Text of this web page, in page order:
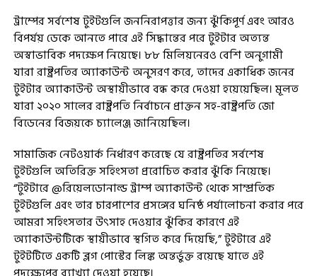
ট্রাম্পের সর্বশেষ টুইটগুলি জননিরাপত্তার জন্য ঝুঁকিপূর্ণ এবং আরও
বিপর্যয় ডেকে আনতে পারে এই সিদ্ধান্তের পরে টুইটার অত্যন্ত
অস্বাভাবিক পদক্ষেপ নিয়েছে। ৮৮ মিলিয়নেরও বেশি অনুগামী
যারা রাষ্ট্রপতির অ্যাকাউন্ট অনুসরণ করে, তাদের একাধিক জনের
টুইটার অ্যাকাউন্ট অস্থায়ীভাবে বন্ধ করে দেওয়া হয়েয়েছিল। মূলত
যারা ২০২০ সালের রাষ্ট্রপতি নির্বাচনে প্রাক্তন সহ-রাষ্ট্রপতি জো
বিডেনের বিজয়কে চ্যালেঞ্জ জানিয়েছিল।
সামাজিক নেটওয়ার্ক নির্ধারণ করেছে যে রাষ্ট্রপতির সর্বশেষ
টুইটগুলি অতিরিক্ত সহিংসতা প্ররোচিত করার ঝুঁকি নিয়েছে।
“টুইটারে @রিয়েলডোনাল্ড ট্রাম্প অ্যাকাউন্ট থেকে সাম্প্রতিক
টুইটগুলি এবং তার চারপাশের প্রসঙ্গের ঘনিষ্ঠ পর্যালোচনা করার পরে
আমরা সহিংসতার উৎসাহ দেওয়ার ঝুঁকির কারণে এই
অ্যাকাউন্টটিকে স্থায়ীভাবে স্থগিত করে দিয়েছি,” টুইটারে এই
টুইটটিতে একটি ব্লগ পোস্টের লিঙ্ক অন্তর্ভুক্ত রয়েছে যাতে এই